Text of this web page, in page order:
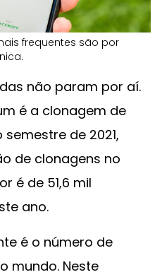
frequentes são por
não param por aí.
é a clonagem de
de 2021,
de clonagens no
é de 51,6 mil
ano.
é o número de
mundo. Neste